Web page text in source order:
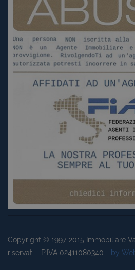
Copyright © 1997-2015 Immobiliare
riservati - P.IVA 02411080340 - by